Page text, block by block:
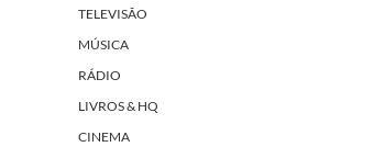
TELEVISÃO
MÚSICA
RÁDIO
LIVROS & HQ
CINEMA